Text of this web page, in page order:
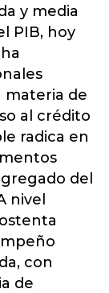
y media
PIB, hoy
materia de
al crédito
radica en
del
nivel
con
de